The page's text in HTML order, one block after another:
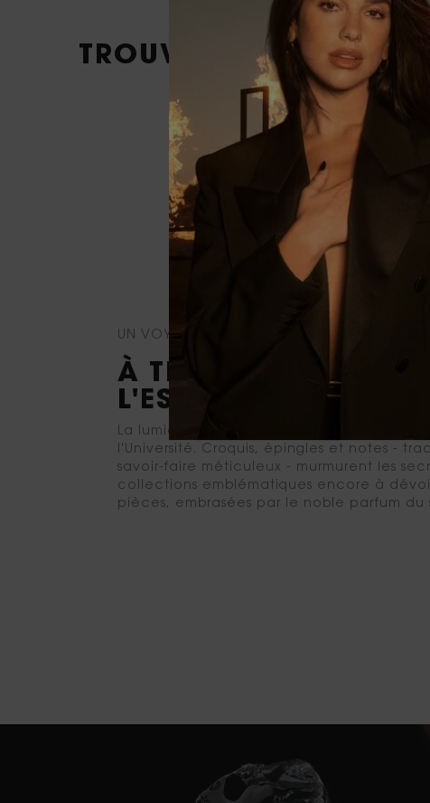
TROUVEZ
UN VOYAGE
UN VOYAGE PARFUMÉ
À TRAVERS LE TEMPS
L'ESPACE
La lumière du soleil baigne les ateliers du
l'Université. Croquis, épingles et notes -
savoir-faire méticuleux - murmurent les
collections emblématiques encore à
pièces, embrasées par le noble parfum du